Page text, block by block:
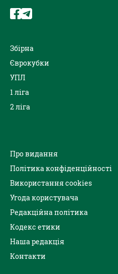
Збірна
Єврокубки
УПЛ
1 ліга
2 ліга
Про видання
Політика конфіденційності
Використання cookies
Угода користувача
Редакційна політика
Кодекс етики
Наша редакція
Контакти